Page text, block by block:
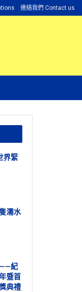
連絡我們 Contact us
界緊
濡水
——紀
暨首
典禮